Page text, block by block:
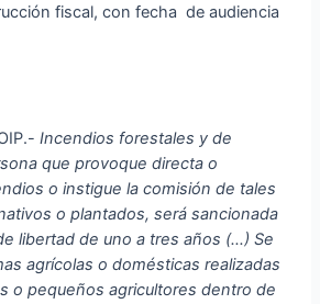
fiscal, con fecha de audiencia
Incendios forestales y de
que provoque directa o
o instigue la comisión de tales
o plantados, será sancionada
libertad de uno a tres años (…) Se
agrícolas o domésticas realizadas
o pequeños agricultores dentro de